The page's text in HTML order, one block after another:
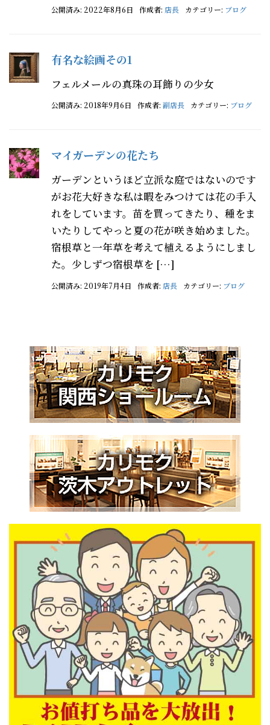
公開済み: 2022年8月6日 作成者: 店長 カテゴリー: ブログ
有名な絵画その1
フェルメールの真珠の耳飾りの少女
公開済み: 2018年9月6日 作成者: 副店長 カテゴリー: ブログ
マイガーデンの花たち
ガーデンというほど立派な庭ではないのです
がお花大好きな私は暇をみつけては花の手入
れをしています。苗を買ってきたり、種をま
いたりしてやっと夏の花が咲き始めました。
宿根草と一年草を考えて植えるようにしまし
た。少しずつ宿根草を […]
公開済み: 2019年7月4日 作成者: 店長 カテゴリー: ブログ